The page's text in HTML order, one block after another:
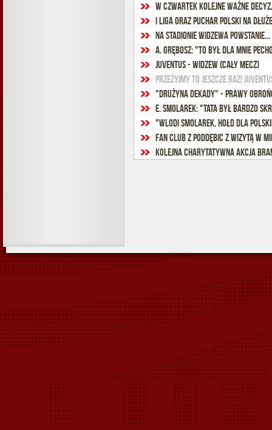
W czwartek kolejne ważne
I liga oraz Puchar Polski na
Na stadionie Widzewa
A. Grębosz: "To był dla mnie
Juventus - Widzew (cały mecz)
Przeżyjmy to jeszcze raz!
"Drużyna Dekady" - Prawy
E. Smolarek: "Tata był bardzo
"Wlodi Smolarek, hołd dla
Fan club z Poddębic z wizytą w
Kolejna charytatywna akcja